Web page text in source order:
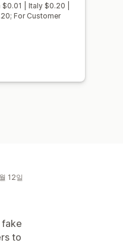
| Italy $0.20 |
For Customer
12일
fake
to